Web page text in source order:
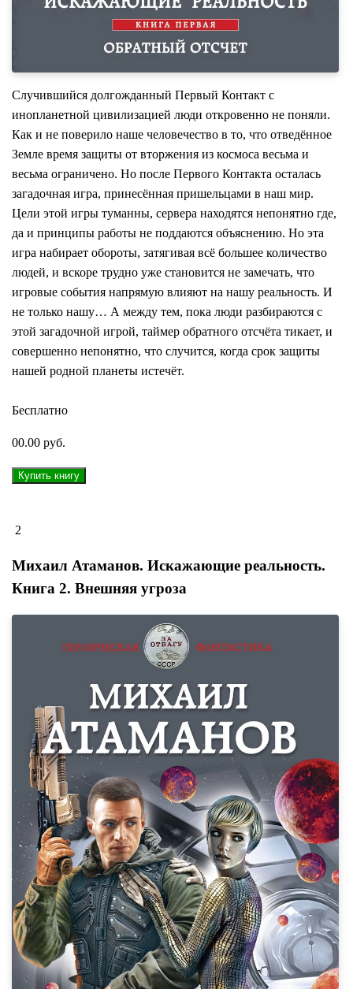
Случившийся долгожданный Первый Контакт с
инопланетной цивилизацией люди откровенно не поняли.
Как и не поверило наше человечество в то, что отведённое
Земле время защиты от вторжения из космоса весьма и
весьма ограничено. Но после Первого Контакта осталась
загадочная игра, принесённая пришельцами в наш мир.
Цели этой игры туманны, сервера находятся непонятно где,
да и принципы работы не поддаются объяснению. Но эта
игра набирает обороты, затягивая всё большее количество
людей, и вскоре трудно уже становится не замечать, что
игровые события напрямую влияют на нашу реальность. И
не только нашу… А между тем, пока люди разбираются с
этой загадочной игрой, таймер обратного отсчёта тикает, и
совершенно непонятно, что случится, когда срок защиты
нашей родной планеты истечёт.
Бесплатно
00.00 руб.
2
Михаил Атаманов. Искажающие реальность.
Книга 2. Внешняя угроза